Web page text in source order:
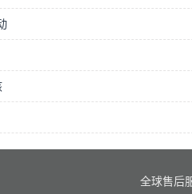
全球售后